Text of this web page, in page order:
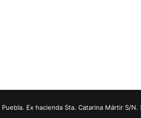
Ex hacienda Sta. Catarina Mártir S/